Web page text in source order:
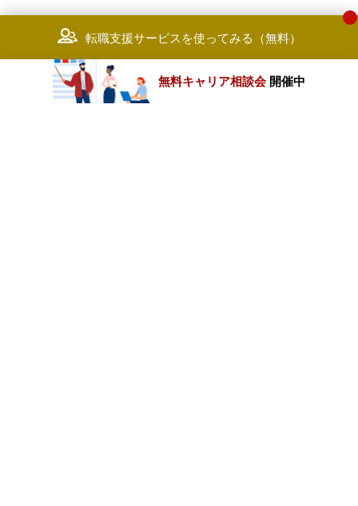
転職支援サービスを使ってみる（無料）
無料キャリア相談会 開催中